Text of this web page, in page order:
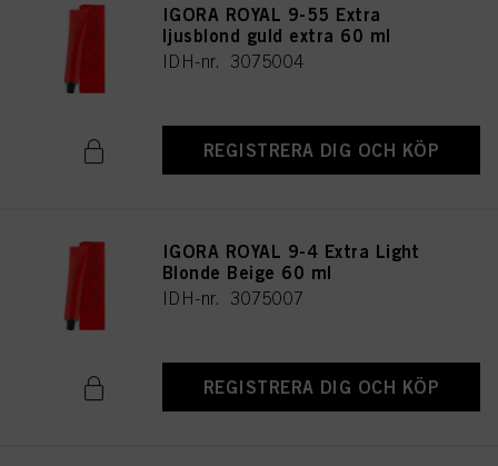
IGORA ROYAL 9-55 Extra
ljusblond guld extra 60 ml
IDH-nr. 3075004
REGISTRERA DIG OCH KÖP
IGORA ROYAL 9-4 Extra Light
Blonde Beige 60 ml
IDH-nr. 3075007
REGISTRERA DIG OCH KÖP